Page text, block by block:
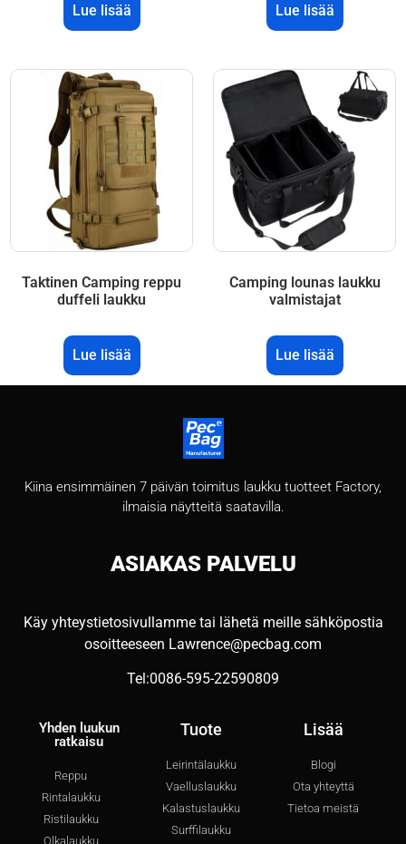
Lue lisää Lue lisää
Taktinen Camping reppu
duffeli laukku
Lue lisää
Camping lounas laukku
valmistajat
Lue lisää
Kiina ensimmäinen 7 päivän toimitus laukku tuotteet Factory,
ilmaisia näytteitä saatavilla.
ASIAKASPALVELU
Käy yhteystietosivullamme tai lähetä meille sähköpostia
osoitteeseen Lawrence@pecbag.com
Tel:0086-595-22590809
Yhden luukun
ratkaisu
Reppu
Rintalaukku
Ristilaukku
Olkalaukku
Tuote
Leirintälaukku
Vaelluslaukku
Kalastuslaukku
Surffilaukku
Lisää
Blogi
Ota yhteyttä
Tietoa meistä